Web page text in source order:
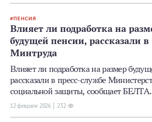
ПЕНСИЯ
Влияет ли подработка на
будущей пенсии, рассказали в
Минтруда
Влияет ли подработка на размер
рассказали в пресс-службе
социальной защиты, сообщает БЕЛТА.
12 февраля 2026 232